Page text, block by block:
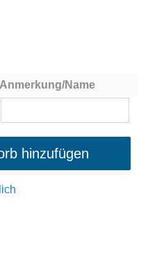
Anmerkung/Name
hinzufügen